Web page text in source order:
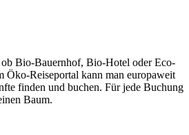
Bio-Bauernhof, Bio-Hotel oder Eco-
Öko-Reiseportal kann man europaweit
finden und buchen. Für jede Buchung
Baum.